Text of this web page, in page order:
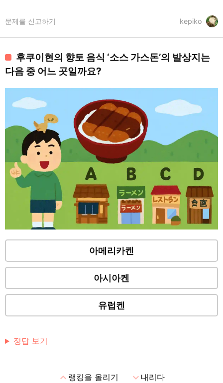
kepiko
문제를 신고하기
후쿠이현의 향토 음식 ‘소스 가스돈’의 발상지는
다음 중 어느 곳일까요?
아메리카켄
아시아켄
유럽켄
정답 보기
expand_less랭킹을 올리기 expand_more내리다